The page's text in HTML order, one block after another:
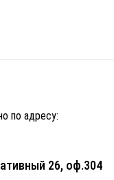
по адресу:
26, оф.304